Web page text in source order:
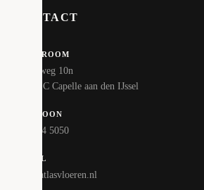
CONTACT
SHOWROOM
Hoofdweg 10n
2908 LC Capelle aan den IJssel
TELEFOON
010 324 5050
E-MAIL
info@atlasvloeren.nl